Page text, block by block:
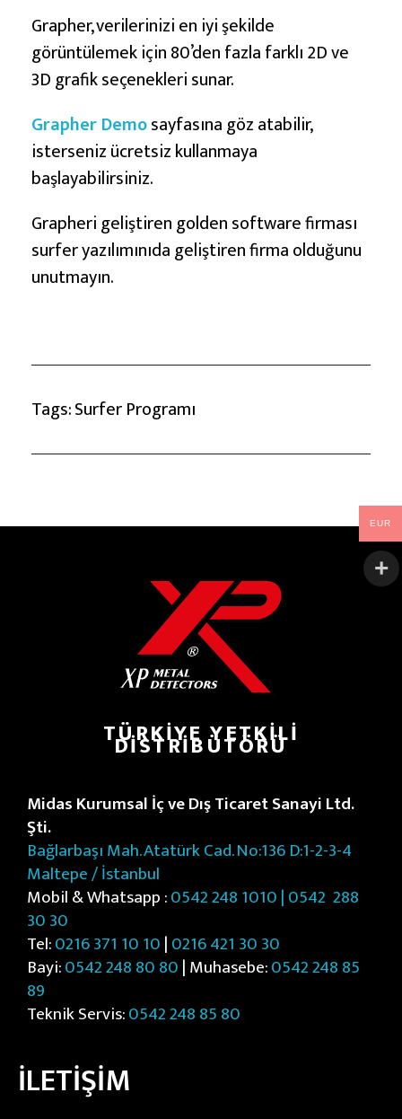
ö
r
s
e
l
l
e
ş
t
i
Grapher, verilerinizi en iyi şekilde
görüntülemek için 80’den fazla farklı 2D ve
3D grafik seçenekleri sunar.
Grapher Demosayfasına göz atabilir,
isterseniz ücretsiz kullanmaya
başlayabilirsiniz.
Grapheri geliştiren golden software firması
surfer yazılımınıda geliştiren firma olduğunu
unutmayın.
Tags:Surfer Programı
TÜRKIYE YETKILI
DISTRIBÜTÖRÜ
Midas Kurumsal İç ve Dış Ticaret Sanayi Ltd.
Şti.
Bağlarbaşı Mah. Atatürk Cad. No:136 D:1-2-3-4
Maltepe / İstanbul
Mobil & Whatsapp :0542 248 1010 | 0542 288
30 30
Tel:0216 371 10 10|0216 421 30 30
Bayi:0542 248 80 80| Muhasebe:0542 248 85
89
Teknik Servis:0542 248 85 80
İLETİŞİM
EUR